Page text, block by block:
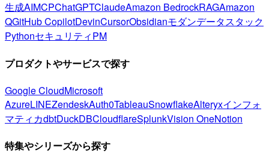
生成AIMCPChatGPTClaudeAmazon BedrockRAGAmazon
QGitHub CopilotDevinCursorObsidianモダンデータスタック
PythonセキュリティPM
プロダクトやサービスで探す
Google CloudMicrosoft
AzureLINEZendeskAuth0TableauSnowflakeAlteryxインフォ
マティカdbtDuckDBCloudflareSplunkVision OneNotion
特集やシリーズから探す